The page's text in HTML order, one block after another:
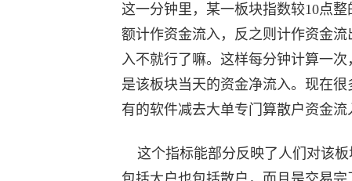
这一分钟里，某一板块指数较10点
额计作资金流入，反之则计作资金
入不就行了嘛。这样每分钟计算一
是该板块当天的资金净流入。现在
有的软件减去大单专门算散户资金流
这个指标能部分反映了人们对该板